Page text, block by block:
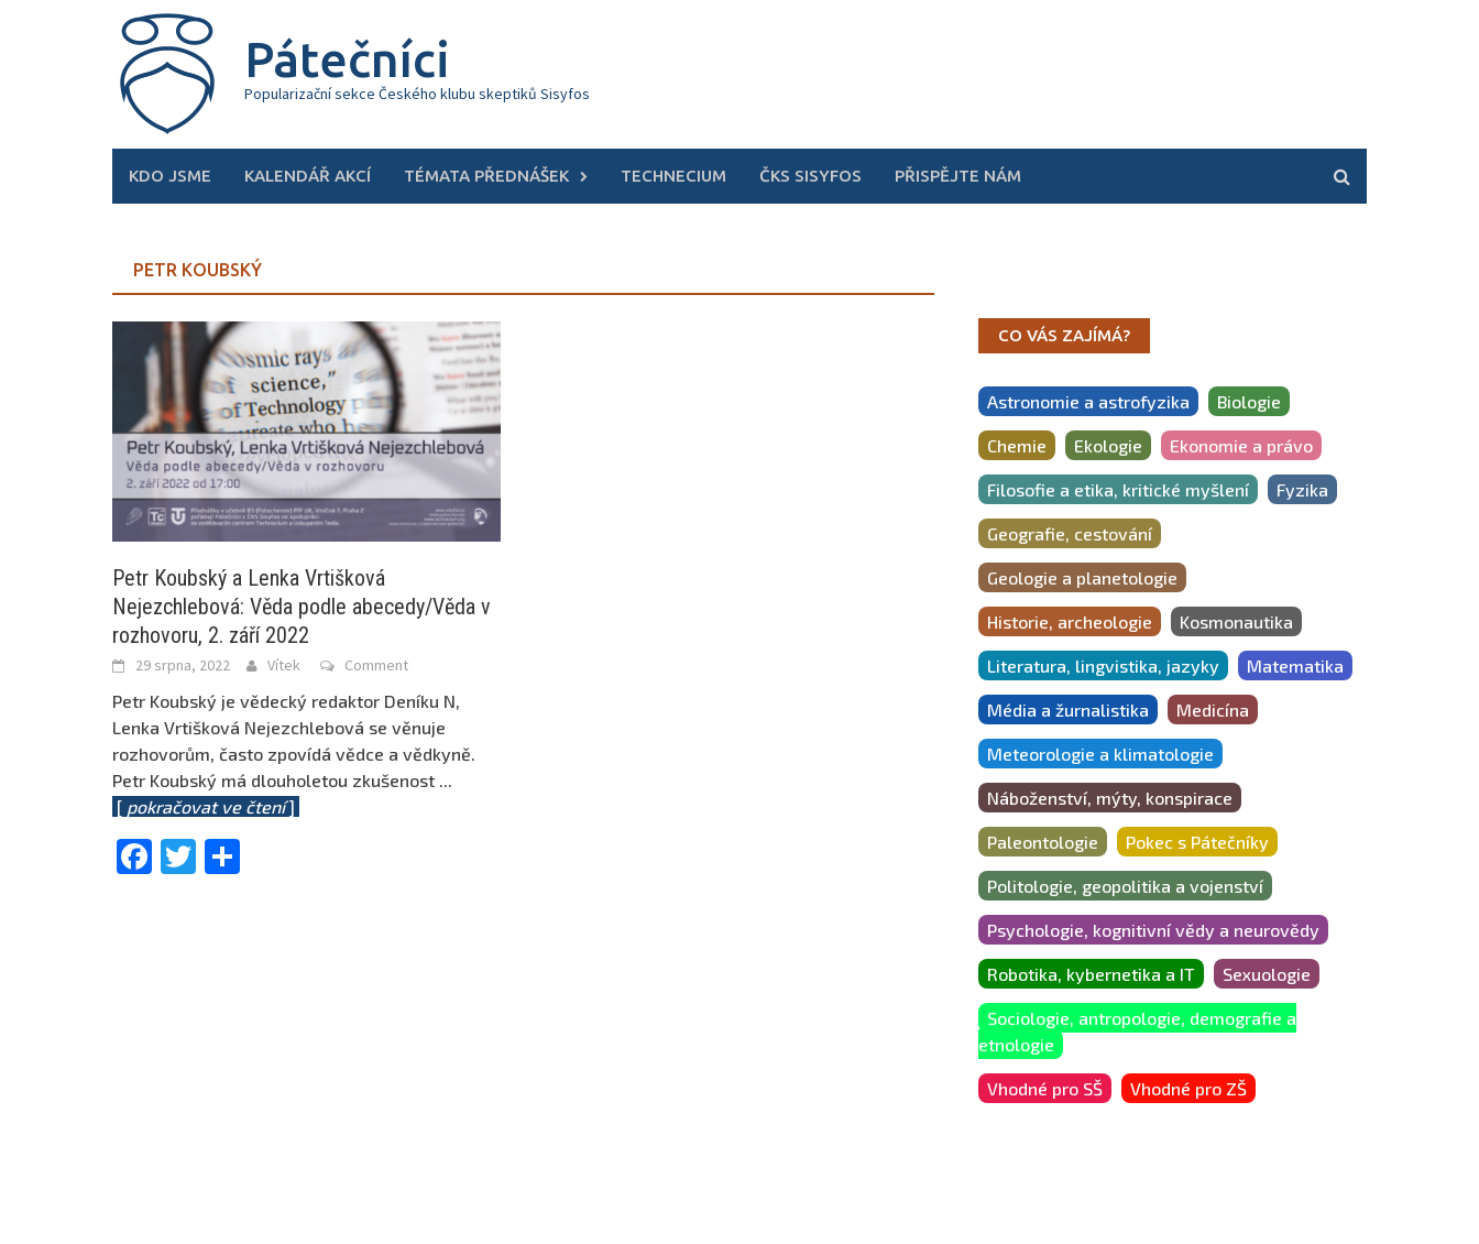
Pátečníci
Popularizační sekce Českého klubu skeptiků Sisyfos
KDO JSME KALENDÁŘ AKCÍ TÉMATA PŘEDNÁŠEK TECHNECIUM ČKS SISYFOS PŘISPĚJTE NÁM
PETR KOUBSKÝ
Petr Koubský a Lenka Vrtišková
Nejezchlebová: Věda podle abecedy/Věda v
rozhovoru, 2. září 2022
29 srpna, 2022 Vítek Comment
Petr Koubský je vědecký redaktor Deníku N,
Lenka Vrtišková Nejezchlebová se věnuje
rozhovorům, často zpovídá vědce a vědkyně.
Petr Koubský má dlouholetou zkušenost ...
[ pokračovat ve čtení]
Facebook
Twitter
CO VÁS ZAJÍMÁ?
Astronomie a astrofyzika Biologie
Chemie Ekologie Ekonomie a právo
Filosofie a etika, kritické myšlení Fyzika
Geografie, cestování
Geologie a planetologie
Historie, archeologie Kosmonautika
Literatura, lingvistika, jazyky Matematika
Média a žurnalistika Medicína
Meteorologie a klimatologie
Náboženství, mýty, konspirace
Paleontologie Pokec s Pátečníky
Politologie, geopolitika a vojenství
Psychologie, kognitivní vědy a neurovědy
Robotika, kybernetika a IT Sexuologie
Sociologie, antropologie, demografie a
etnologie
Vhodné pro SŠ Vhodné pro ZŠ